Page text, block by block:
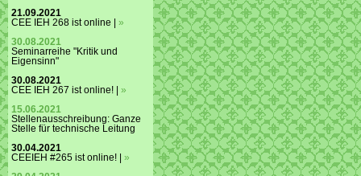
21.09.2021
CEE IEH 268 ist online | »
30.08.2021
Seminarreihe "Kritik und
Eigensinn"
30.08.2021
CEE IEH 267 ist online! | »
15.06.2021
Stellenausschreibung: Ganze
Stelle für technische Leitung
30.04.2021
CEEIEH #265 ist online! | »